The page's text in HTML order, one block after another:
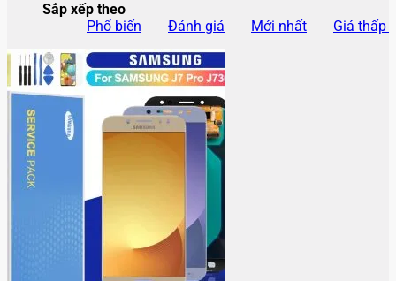
Sắp xếp theo
Phổ biến
Đánh giá Mới nhất Giá thấp